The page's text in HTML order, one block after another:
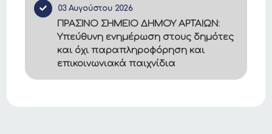
03 Αυγούστου 2026
ΠΡΑΣΙΝΟ ΣΗΜΕΙΟ ΔΗΜΟΥ ΑΡΤΑΙΩΝ:
Υπεύθυνη ενημέρωση στους δημότες
και όχι παραπληροφόρηση και
επικοινωνιακά παιχνίδια